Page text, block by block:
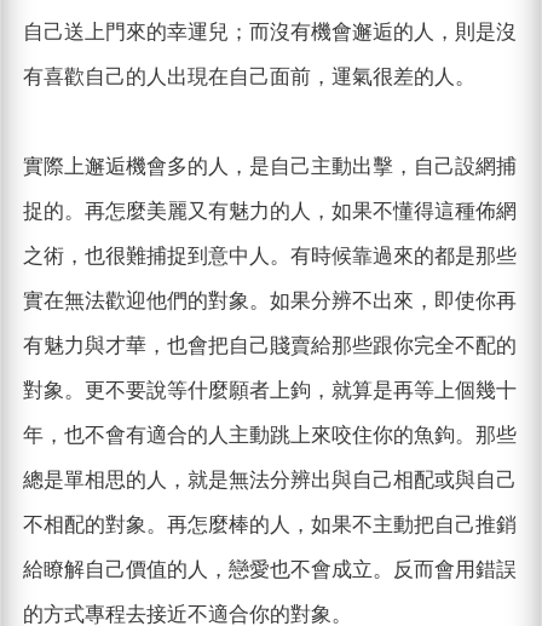
自己送上門來的幸運兒；而沒有機會邂逅的人，則是沒
有喜歡自己的人出現在自己面前，運氣很差的人。
實際上邂逅機會多的人，是自己主動出擊，自己設網捕
捉的。再怎麼美麗又有魅力的人，如果不懂得這種佈網
之術，也很難捕捉到意中人。有時候靠過來的都是那些
實在無法歡迎他們的對象。如果分辨不出來，即使你再
有魅力與才華，也會把自己賤賣給那些跟你完全不配的
對象。更不要說等什麼願者上鉤，就算是再等上個幾十
年，也不會有適合的人主動跳上來咬住你的魚鉤。那些
總是單相思的人，就是無法分辨出與自己相配或與自己
不相配的對象。再怎麼棒的人，如果不主動把自己推銷
給瞭解自己價值的人，戀愛也不會成立。反而會用錯誤
的方式專程去接近不適合你的對象。